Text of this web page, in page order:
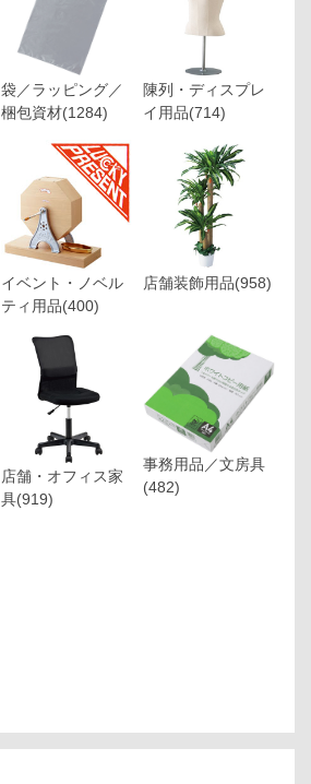
袋／ラッピング／
梱包資材(1284)
陳列・ディスプレ
イ用品(714)
イベント・ノベル
ティ用品(400)
店舗装飾用品(958)
店舗・オフィス家
具(919)
事務用品／文房具
(482)